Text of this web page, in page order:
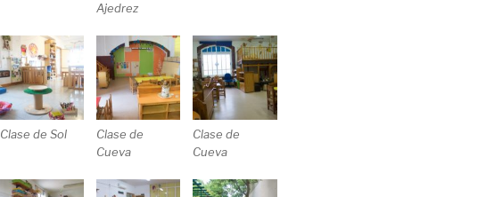
Ajedrez
Clase de Sol
Clase de
Cueva
Clase de
Cueva